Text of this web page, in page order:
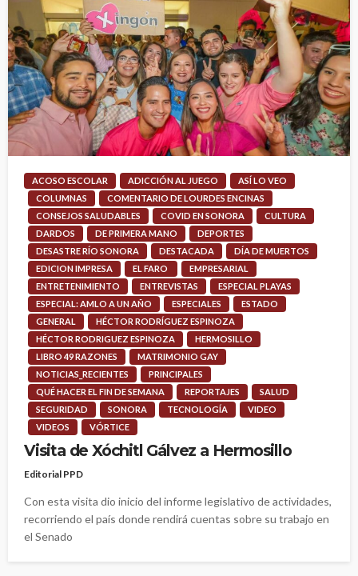
ACOSO ESCOLAR ADICCIÓN AL JUEGO
ASÍ LO VEO
COLUMNAS
COMENTARIO DE LOURDES ENCINAS
CONSEJOS SALUDABLES
COVID EN SONORA
CULTURA
DARDOS
DE PRIMERA MANO
DEPORTES
DESASTRE RÍO SONORA
DESTACADA
DÍA DE MUERTOS
EDICION IMPRESA
EL FARO
EMPRESARIAL
ENTRETENIMIENTO
ENTREVISTAS
ESPECIAL PLAYAS
ESPECIAL: AMLO A UN AÑO
ESPECIALES
ESTADO
GENERAL
HÉCTOR RODRÍGUEZ ESPINOZA
HÉCTOR RODRIGUEZ ESPINOZA
HERMOSILLO
LIBRO 49 RAZONES
MATRIMONIO GAY
NOTICIAS_RECIENTES
PRINCIPALES
QUÉ HACER EL FIN DE SEMANA
REPORTAJES
SALUD
SEGURIDAD
SONORA TECNOLOGÍA
VIDEO
VIDEOS
VÓRTICE
Visita de Xóchitl Gálvez a Hermosillo
Editorial PPD
Con esta visita dio inicio del informe legislativo de actividades,
recorriendo el país donde rendirá cuentas sobre su trabajo en
el Senado